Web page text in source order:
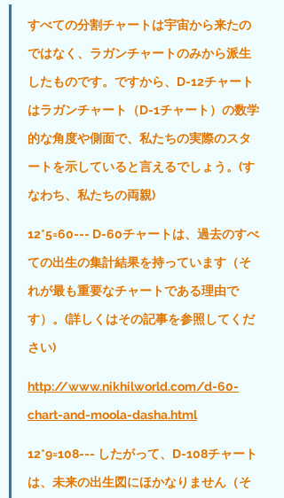
すべての分割チャートは宇宙から来たの
ではなく、ラガンチャートのみから派生
したものです。ですから、D-12チャート
はラガンチャート（D-1チャート）の数学
的な角度や側面で、私たちの実際のスタ
ートを示していると言えるでしょう。(す
なわち、私たちの両親)
12*5=60--- D-60チャートは、過去のすべ
ての出生の集計結果を持っています（そ
れが最も重要なチャートである理由で
す）。(詳しくはその記事を参照してくだ
さい)
http://www.nikhilworld.com/d-60-
chart-and-moola-dasha.html
12*9=108--- したがって、D-108チャート
は、未来の出生図にほかなりません（そ